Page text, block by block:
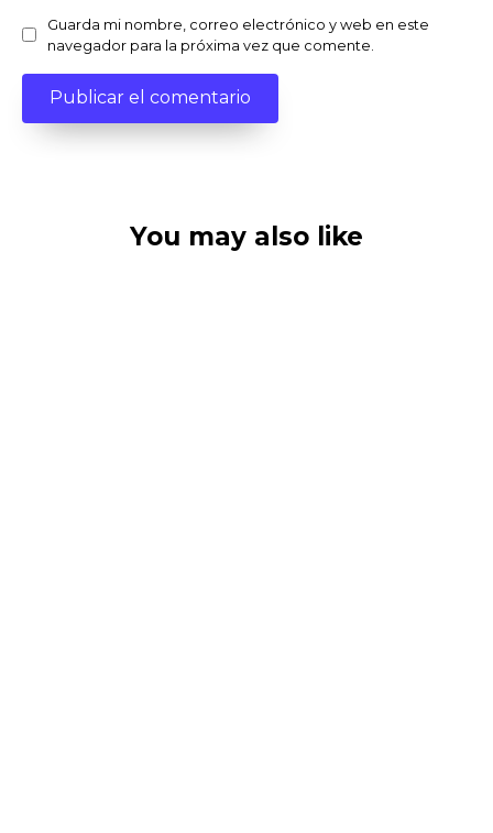
Guarda mi nombre, correo electrónico y web en este
navegador para la próxima vez que comente.
You may also like